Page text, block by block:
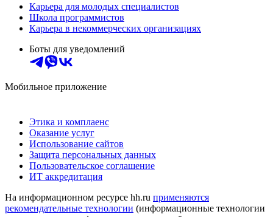
Карьера для молодых специалистов
Школа программистов
Карьера в некоммерческих организациях
Боты для уведомлений
Мобильное приложение
Этика и комплаенс
Оказание услуг
Использование сайтов
Защита персональных данных
Пользовательское соглашение
ИТ аккредитация
На информационном ресурсе hh.ru применяются
рекомендательные технологии (информационные технологии